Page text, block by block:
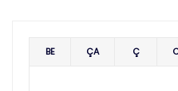
BE ÇA Ç